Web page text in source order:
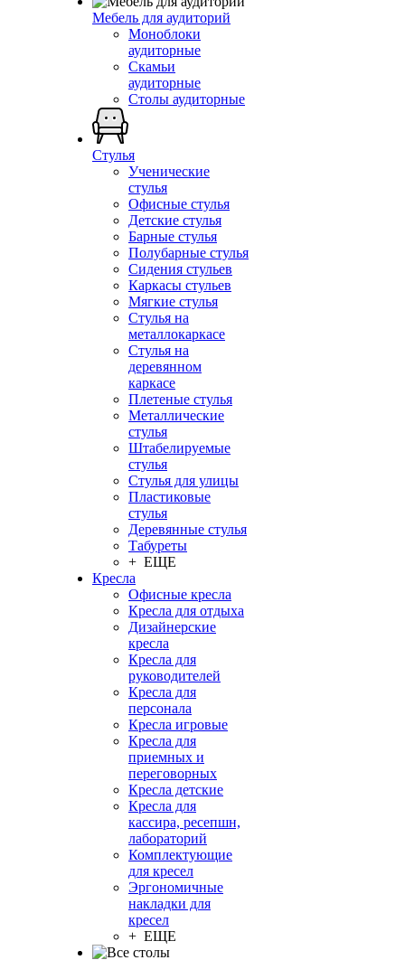
Мебель для аудиторий
Моноблоки
аудиторные
Скамьи
аудиторные
Столы аудиторные
Стулья
Ученические
стулья
Офисные стулья
Детские стулья
Барные стулья
Полубарные стулья
Сидения стульев
Каркасы стульев
Мягкие стулья
Стулья на
металлокаркасе
Стулья на
деревянном
каркасе
Плетеные стулья
Металлические
стулья
Штабелируемые
стулья
Стулья для улицы
Пластиковые
стулья
Деревянные стулья
Табуреты
+ ЕЩЕ
Кресла
Офисные кресла
Кресла для отдыха
Дизайнерские
кресла
Кресла для
руководителей
Кресла для
персонала
Кресла игровые
Кресла для
приемных и
переговорных
Кресла детские
Кресла для
кассира, ресепшн,
лабораторий
Комплектующие
для кресел
Эргономичные
накладки для
кресел
+ ЕЩЕ